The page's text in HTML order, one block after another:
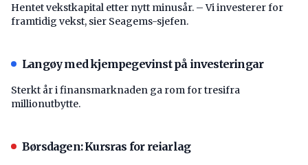
Hentet vekstkapital etter nytt minusår. – Vi investerer for
framtidig vekst, sier Seagems-sjefen.
Langøy med kjempegevinst på investeringar
Sterkt år i finansmarknaden ga rom for tresifra
millionutbytte.
Børsdagen: Kursras for reiarlag